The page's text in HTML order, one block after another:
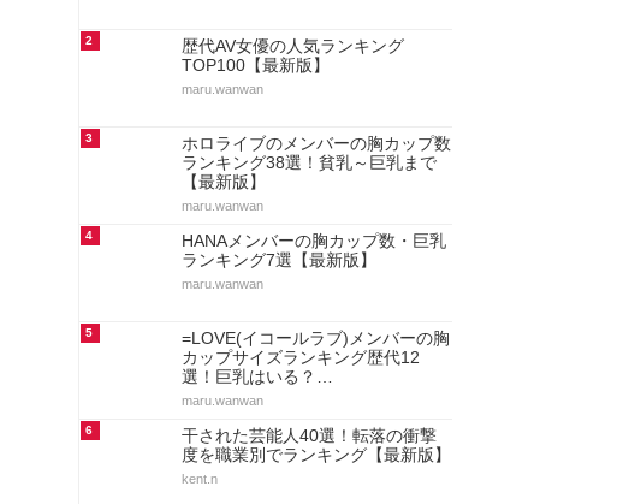
2
歴代AV女優の人気ランキング
TOP100【最新版】
maru.wanwan
3
ホロライブのメンバーの胸カップ数
ランキング38選！貧乳～巨乳まで
【最新版】
maru.wanwan
4
HANAメンバーの胸カップ数・巨乳
ランキング7選【最新版】
maru.wanwan
5
=LOVE(イコールラブ)メンバーの胸
カップサイズランキング歴代12
選！巨乳はいる？…
maru.wanwan
6
干された芸能人40選！転落の衝撃
度を職業別でランキング【最新版】
kent.n